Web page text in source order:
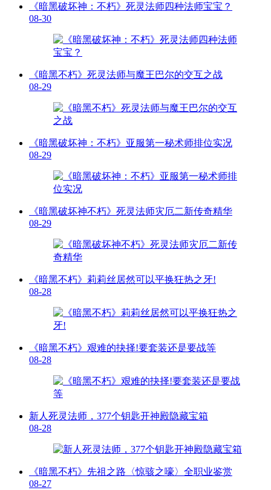
《暗黑破坏神：不朽》死灵法师四种法师宝宝？
08-30
《暗黑不朽》死灵法师与魔王巴尔的交互之战
08-29
《暗黑破坏神：不朽》亚服第一秘术师排位实况
08-29
《暗黑破坏神不朽》死灵法师灾厄二新传奇精华
08-29
《暗黑不朽》莉莉丝居然可以平换狂热之牙!
08-28
《暗黑不朽》艰难的抉择!要套装还是要战等
08-28
新人死灵法师，377个钥匙开神殿隐藏宝箱
08-28
《暗黑不朽》先祖之路〈惊骇之嚎〉全职业鉴赏
08-27